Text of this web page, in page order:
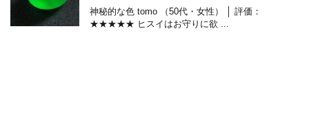
神秘的な色 tomo （50代・女性） │ 評価：
★★★★★ ヒスイはお守りに欲 ...